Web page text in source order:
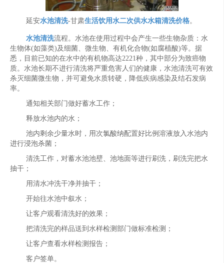
延安水池清洗-甘肃生活饮用水二次供水水箱清洗价格。
水池清洗流程。水池在使用过程中会产生一些生物杂质：水
生物体(如藻类)及细菌、微生物、有机化合物(如腐植酸)等。据
悉，目前已知的在水中的有机物高达2221种，其中部分为致癌物
质。水池长期不进行清洗将严重危害人们的健康，水池清洗可有效
杀灭细菌微生物，并可避免水质转硬，降低疾病感染及结石发病
率。
通知相关部门做好蓄水工作；
释放水池内的水；
池内剩余少量水时，用次氯酸纳配置好比例溶液放入水池内
进行浸泡杀菌；
清洗工作，对蓄水池池壁、池地面等进行刷洗，刷洗完把水
抽干；
用清水冲洗干净并抽干；
开始往水池中叙水；
让客户观看清洗好的效果；
把清洗完的样品送到水样检测部门做标准检测；
让客户查看水样检测报告；
客户签单。